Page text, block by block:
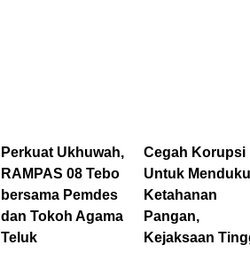
Perkuat Ukhuwah,
RAMPAS 08 Tebo
bersama Pemdes
dan Tokoh Agama
Teluk
Cegah Korupsi
Untuk
Ketahanan
Pangan,
Kejaksaan